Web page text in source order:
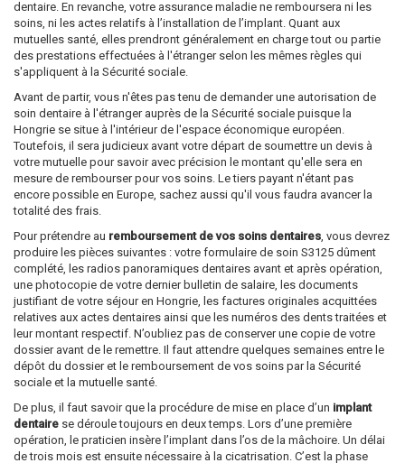
dentaire. En revanche, votre assurance maladie ne remboursera ni les
soins, ni les actes relatifs à l’installation de l’implant. Quant aux
mutuelles santé, elles prendront généralement en charge tout ou partie
des prestations effectuées à l'étranger selon les mêmes règles qui
s'appliquent à la Sécurité sociale.
Avant de partir, vous n'êtes pas tenu de demander une autorisation de
soin dentaire à l'étranger auprès de la Sécurité sociale puisque la
Hongrie se situe à l'intérieur de l'espace économique européen.
Toutefois, il sera judicieux avant votre départ de soumettre un devis à
votre mutuelle pour savoir avec précision le montant qu'elle sera en
mesure de rembourser pour vos soins. Le tiers payant n'étant pas
encore possible en Europe, sachez aussi qu'il vous faudra avancer la
totalité des frais.
Pour prétendre au remboursement de vos soins dentaires, vous devrez
produire les pièces suivantes : votre formulaire de soin S3125 dûment
complété, les radios panoramiques dentaires avant et après opération,
une photocopie de votre dernier bulletin de salaire, les documents
justifiant de votre séjour en Hongrie, les factures originales acquittées
relatives aux actes dentaires ainsi que les numéros des dents traitées et
leur montant respectif. N’oubliez pas de conserver une copie de votre
dossier avant de le remettre. Il faut attendre quelques semaines entre le
dépôt du dossier et le remboursement de vos soins par la Sécurité
sociale et la mutuelle santé.
De plus, il faut savoir que la procédure de mise en place d’un implant
dentaire se déroule toujours en deux temps. Lors d’une première
opération, le praticien insère l’implant dans l’os de la mâchoire. Un délai
de trois mois est ensuite nécessaire à la cicatrisation. C’est la phase